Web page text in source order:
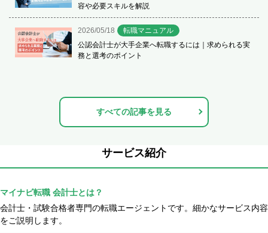
容や必要スキルを解説
2026/05/18
転職マニュアル
公認会計士が大手企業へ転職するには｜求められる実
務と選考のポイント
すべての記事を見る
サービス紹介
マイナビ転職 会計士とは？
会計士・試験合格者専門の転職エージェントです。細かなサービス内容
をご説明します。